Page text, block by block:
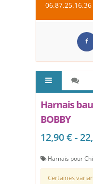
06.87.25.16.36
Harnais
BOBBY
12,90 € -
Harnais pour
Certaines